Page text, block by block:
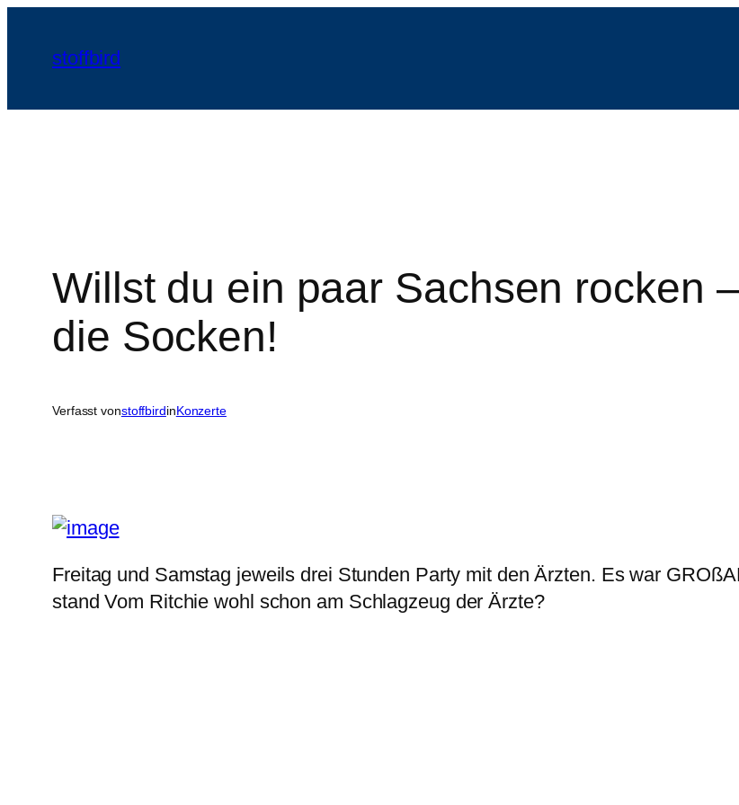
springen
stoffbird
Willst du ein paar Sachsen rocken
die Socken!
Verfasst vonstoffbirdinKonzerte
Freitag und Samstag jeweils drei Stunden Party mit den Ärzten. Es war
stand Vom Ritchie wohl schon am Schlagzeug der Ärzte?